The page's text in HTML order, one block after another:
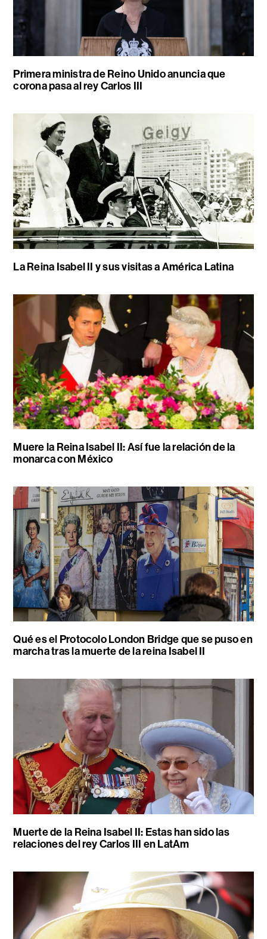
Primera ministra de Reino Unido anuncia que
corona pasa al rey Carlos III
La Reina Isabel II y sus visitas a América Latina
Muere la Reina Isabel II: Así fue la relación de la
monarca con México
Qué es el Protocolo London Bridge que se puso en
marcha tras la muerte de la reina Isabel II
Muerte de la Reina Isabel II: Estas han sido las
relaciones del rey Carlos III en LatAm